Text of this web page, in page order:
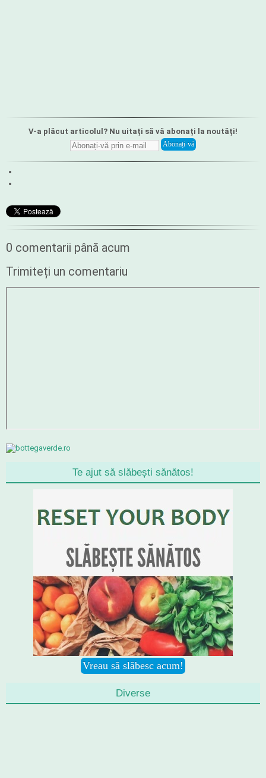
V-a plăcut articolul? Nu uitați să vă abonați la noutăți!
0 comentarii până acum
Trimiteți un comentariu
Te ajut să slăbești sănătos!
Diverse